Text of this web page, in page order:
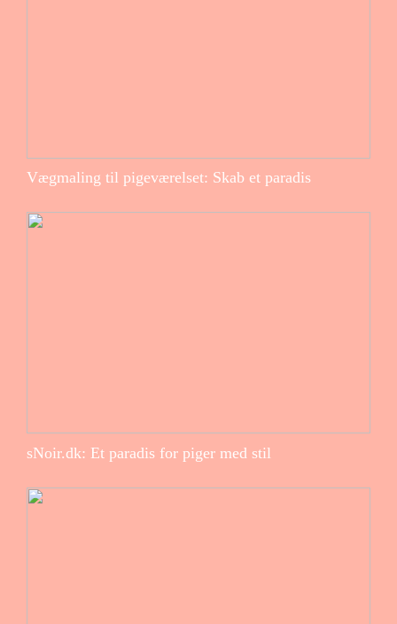
Vægmaling til pigeværelset: Skab et paradis
sNoir.dk: Et paradis for piger med stil